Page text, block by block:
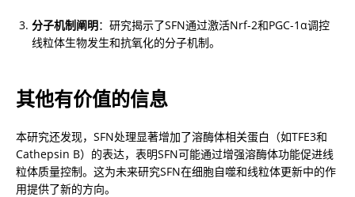
分子机制阐明：研究揭示了SFN通过激活Nrf-2和PGC-1α调控
线粒体生物发生和抗氧化的分子机制。
其他有价值的信息
本研究还发现，SFN处理显著增加了溶酶体相关蛋白（如TFE3和
Cathepsin B）的表达，表明SFN可能通过增强溶酶体功能促进线
粒体质量控制。这为未来研究SFN在细胞自噬和线粒体更新中的作
用提供了新的方向。